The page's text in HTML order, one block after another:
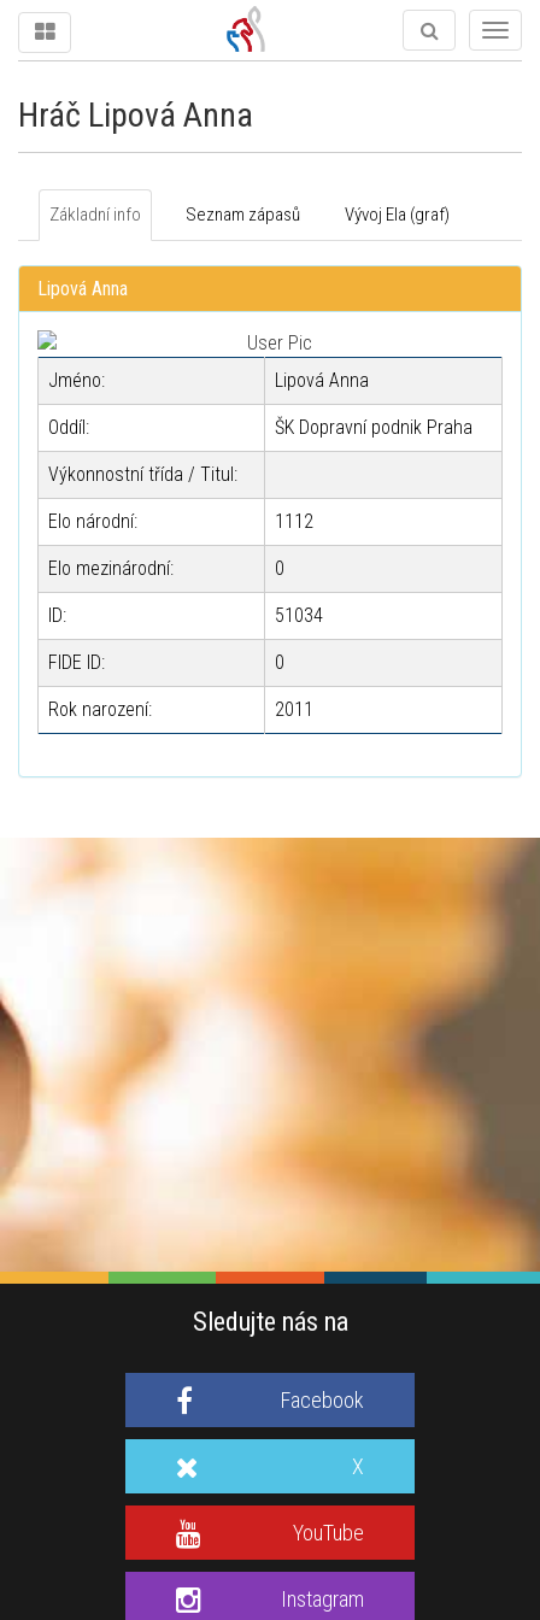
Hráč Lipová Anna
Základní info Seznam zápasů Vývoj Ela (graf)
Lipová Anna
Jméno: Lipová Anna
Oddíl: ŠK Dopravní podnik Praha
Výkonnostní třída / Titul:
Elo národní: 1112
Elo mezinárodní: 0
ID: 51034
FIDE ID: 0
Rok narození: 2011
Sledujte nás na
Facebook
X
YouTube
Instagram